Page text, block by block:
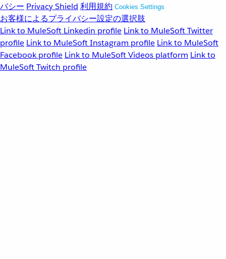
バシー Privacy Shield 利用規約 Cookies Settings
お客様によるプライバシー設定の選択肢
Link to MuleSoft Linkedin profile Link to MuleSoft Twitter
profile Link to MuleSoft Instagram profile Link to MuleSoft
Facebook profile Link to MuleSoft Videos platform Link to
MuleSoft Twitch profile